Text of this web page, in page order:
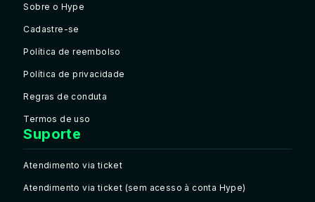
Sobre o Hype
Cadastre-se
Política de reembolso
Política de privacidade
Regras de conduta
Termos de uso
Suporte
Atendimento via ticket
Atendimento via ticket (sem acesso à conta Hype)